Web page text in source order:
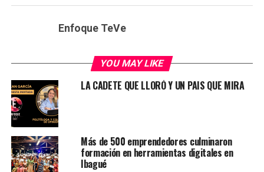
Enfoque TeVe
YOU MAY LIKE
LA CADETE QUE LLORÓ Y UN PAIS QUE MIRA
Más de 500 emprendedores culminaron
formación en herramientas digitales en
Ibagué